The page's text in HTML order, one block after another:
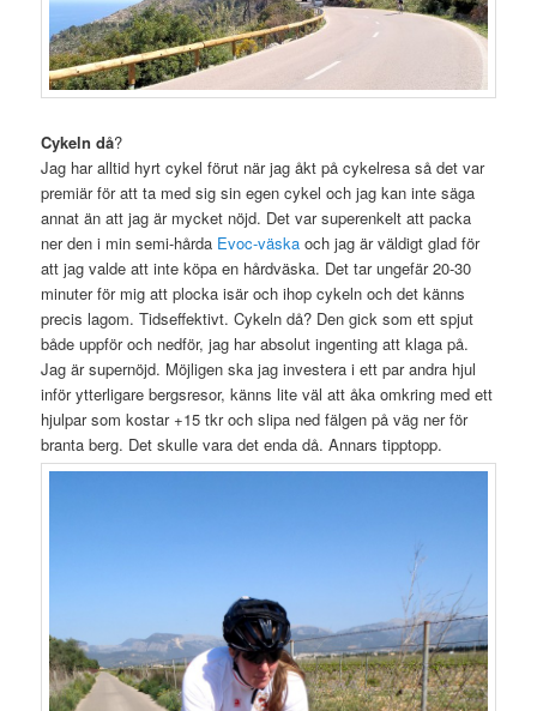
Cykeln då?
Jag har alltid hyrt cykel förut när jag åkt på cykelresa så det var
premiär för att ta med sig sin egen cykel och jag kan inte säga
annat än att jag är mycket nöjd. Det var superenkelt att packa
ner den i min semi-hårda Evoc-väskaoch jag är väldigt glad för
att jag valde att inte köpa en hårdväska. Det tar ungefär 20-30
minuter för mig att plocka isär och ihop cykeln och det känns
precis lagom. Tidseffektivt. Cykeln då? Den gick som ett spjut
både uppför och nedför, jag har absolut ingenting att klaga på.
Jag är supernöjd. Möjligen ska jag investera i ett par andra hjul
inför ytterligare bergsresor, känns lite väl att åka omkring med ett
hjulpar som kostar +15 tkr och slipa ned fälgen på väg ner för
branta berg. Det skulle vara det enda då. Annars tipptopp.